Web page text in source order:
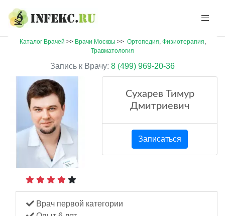
Каталог Врачей >> Врачи Москвы >> Ортопедия, Физиотерапия,
Травматология
Запись к Врачу: 8 (499) 969-20-36
Сухарев Тимур
Дмитриевич
Записаться
Врач первой категории